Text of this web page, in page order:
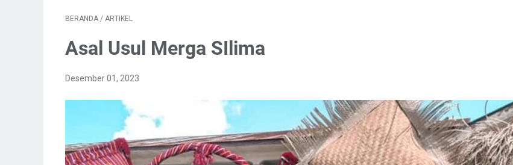
BERANDA / ARTIKEL
Asal Usul Merga SIlima
Desember 01, 2023